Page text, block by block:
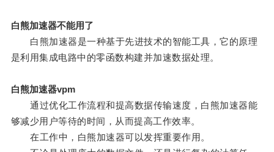
白熊加速器不能用了
白熊加速器是一种基于先进技术的智能工具，它的原理
是利用集成电路中的零函数构建并加速数据处理。
白熊加速器vpm
通过优化工作流程和提高数据传输速度，白熊加速器能
够减少用户等待的时间，从而提高工作效率。
在工作中，白熊加速器可以发挥重要作用。